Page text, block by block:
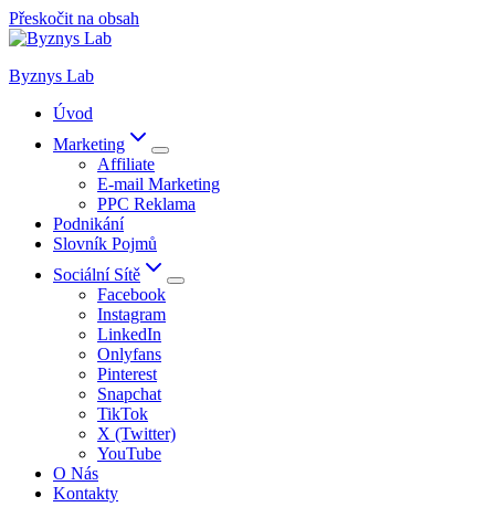
Přeskočit na obsah
Byznys Lab
Úvod
Marketing
Affiliate
E-mail Marketing
PPC Reklama
Podnikání
Slovník Pojmů
Sociální Sítě
Facebook
Instagram
LinkedIn
Onlyfans
Pinterest
Snapchat
TikTok
X (Twitter)
YouTube
O Nás
Kontakty